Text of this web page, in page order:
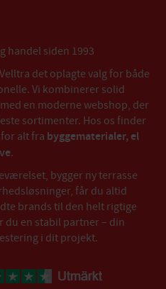
handel siden 1993
det oplagte valg for både
Vi kombinerer solid
en moderne webshop, der
sortimenter. Hos os finder
alt fra byggematerialer, el
.
bygger ny terrasse
får du altid
brands til den helt rigtige
en stabil partner – din
i dit projekt.